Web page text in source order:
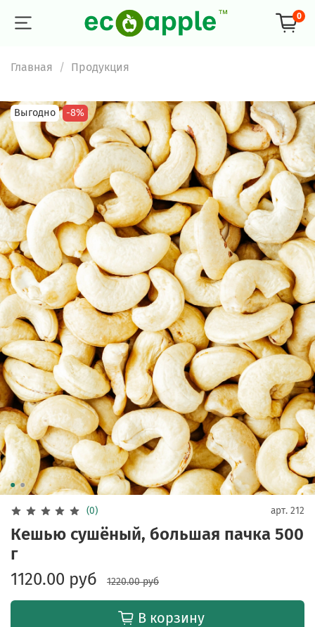
0
Главная Продукция
Выгодно -8%
(0) арт. 212
Кешью сушёный, большая пачка 500
г
1120.00 руб
1220.00 руб
В корзину